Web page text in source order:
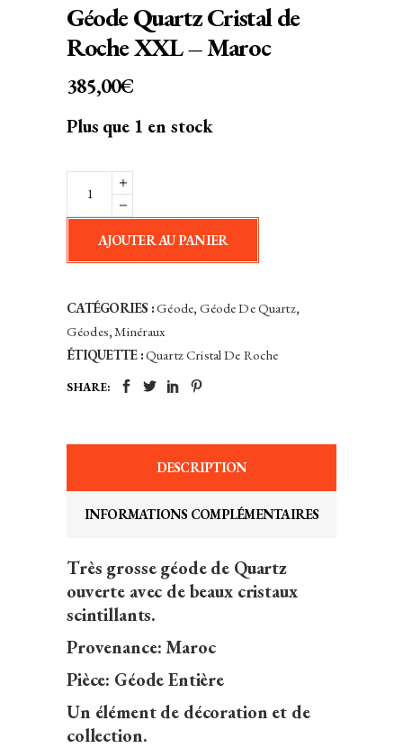
Géode Quartz Cristal de
Roche XXL – Maroc
385,00€
Plus que 1 en stock
XXL
Maroc
quantity
AJOUTER AU PANIER
CATÉGORIES :Géode, Géode De Quartz,
Géodes,Minéraux
ÉTIQUETTE :Quartz Cristal De Roche
SHARE:
DESCRIPTION
INFORMATIONS COMPLÉMENTAIRES
Très grosse géode de Quartz
ouverte avec de beaux cristaux
scintillants.
Provenance: Maroc
Pièce: Géode Entière
Un élément de décoration et de
collection.